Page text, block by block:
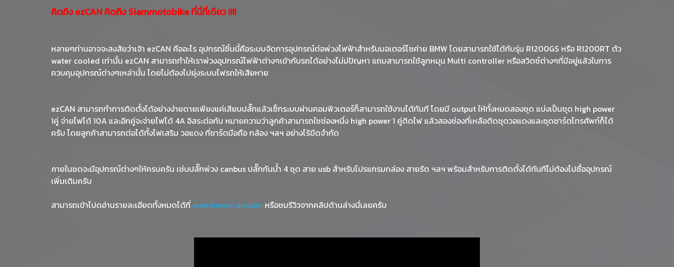
คิดถึง ezCAN คิดถึง Siammotobike ที่นี่ที่เดียว !!!!
หลายๆท่านอาจจะสงสัยว่าเจ้า ezCAN คืออะไร อุปกรณ์ชิ้นนี้คือระบบจัดการอุปกรณ์ต่อพ่วงไฟฟ้าสำหรับมอเตอร์ไซค่าย BMW โดยสามารถใช้ได้กับรุ่น R1200GS หรือ R1200RT ตัว
water cooled เท่านั้น ezCAN สามารถทำให้เราพ่วงอุปกรณ์ไฟฟ้าต่างๆเข้ากับรถได้อย่างไม่ม่ปัญหา แถมสามารถใช้ลูกหมุน Multi controller หรือสวิตช์ต่างๆที่มีอยู่แล้วในการ
ควบคุมอุปกรณ์ต่างๆเหล่านั้น โดยไม่ต้องไปยุ่งระบบไฟรถให้เสียหาย
ezCAN สามารถทำการติดตั้งได้อย่างง่ายดายเพียงแค่เสียบปลั๊กแล้วเซ็ทระบบผ่านคอมพิวเตอร์ก็สามารถใช้งานได้ทันที โดยมี output ให้ทั้งหมดสองชุด แบ่งเป็นชุด high power
1คู่ จ่ายไฟได้ 10A และอีกคู่จะจ่ายไฟได้ 4A อิสระต่อกัน หมายความว่าลูกค้าสามารถใชช่องหนึ่ง high power 1 คู่ติดไฟ แล้วสองช่องที่เหลือติดชุดวอแดงและชุดชาร์ตโทรศัพท์ก็ได้
ครับ โดยลูกค้าสามารถต่อได้ทั้งไฟเสริม วอแดง ที่ชาร์ตมือถือ กล้อง ฯลฯ อย่างไร้ขีดจำกัด
ภายในชดจะมีอุปกรณ์ต่างๆให้ครบครัน เช่นปลั๊กพ่วง canbus ปลั๊กกันน้ำ 4 ชุด สาย usb สำหรับโปรแกรมกล่อง สายรัด ฯลฯ พร้อมสำหรับการติดตั้งได้ทันทีไม่ต้องไปซื้ออุปกรณ์
เพิ่มเติมครับ
สามารถเข้าไปดอ่านรายละเอียดทั้งหมดได้ที่www.hexezcan.com หรือชมรีวิวจากคลิปด้านล่างนี่เลยครับ